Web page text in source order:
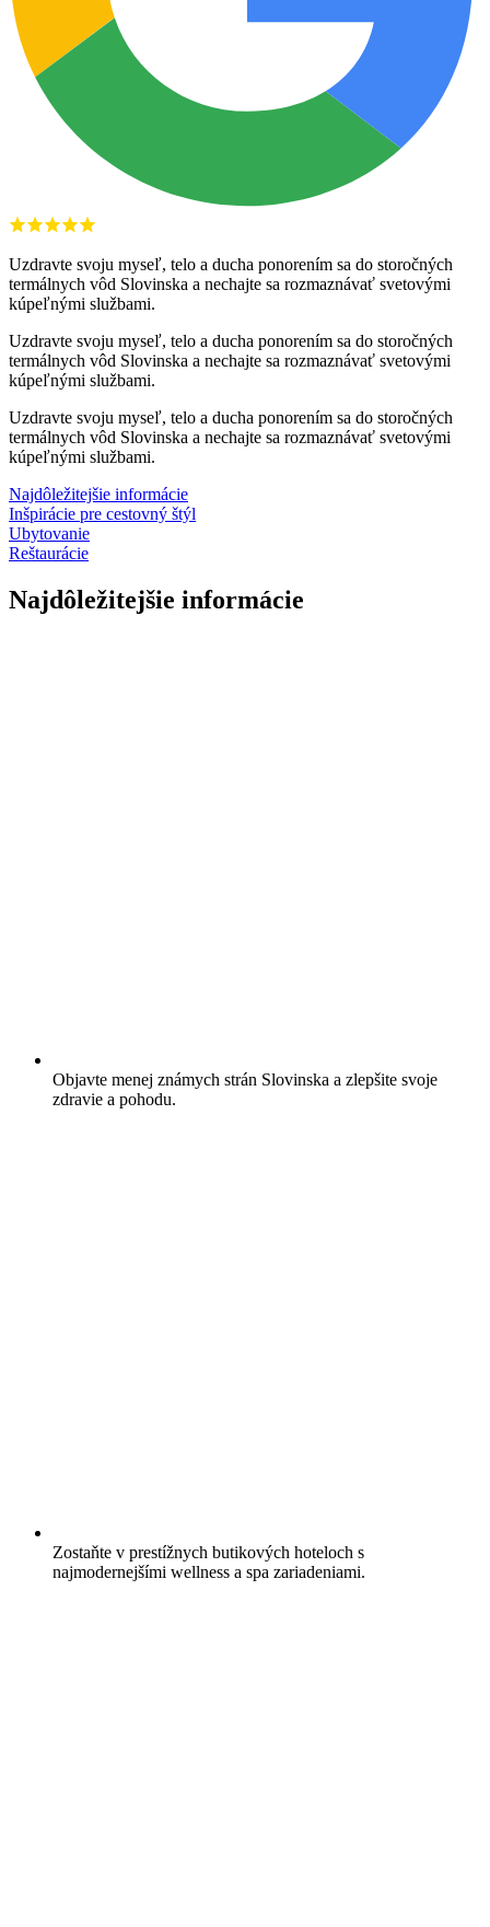
Uzdravte svoju myseľ, telo a ducha ponorením sa do storočných
termálnych vôd Slovinska a nechajte sa rozmaznávať svetovými
kúpeľnými službami.
Uzdravte svoju myseľ, telo a ducha ponorením sa do storočných
termálnych vôd Slovinska a nechajte sa rozmaznávať svetovými
kúpeľnými službami.
Uzdravte svoju myseľ, telo a ducha ponorením sa do storočných
termálnych vôd Slovinska a nechajte sa rozmaznávať svetovými
kúpeľnými službami.
Najdôležitejšie informácie
Inšpirácie pre cestovný štýl
Ubytovanie
Reštaurácie
Najdôležitejšie informácie
Objavte menej známych strán Slovinska a zlepšite svoje
zdravie a pohodu.
Zostaňte v prestížnych butikových hoteloch s
najmodernejšími wellness a spa zariadeniami.